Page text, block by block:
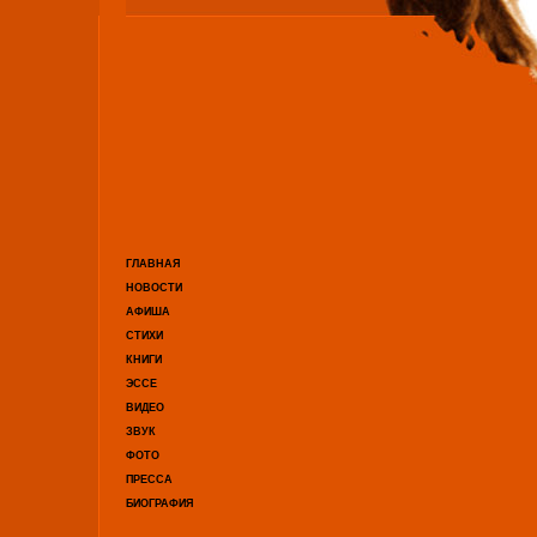
ГЛАВНАЯ
НОВОСТИ
АФИША
СТИХИ
КНИГИ
ЭССЕ
ВИДЕО
ЗВУК
ФОТО
ПРЕССА
БИОГРАФИЯ